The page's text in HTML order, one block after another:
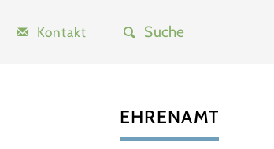
Kontakt
EHRENAMT